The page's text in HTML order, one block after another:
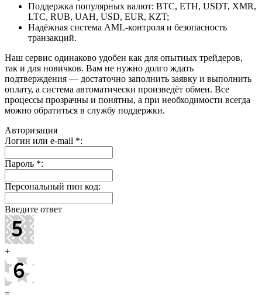
Поддержка популярных валют: BTC, ETH, USDT, XMR,
LTC, RUB, UAH, USD, EUR, KZT;
Надёжная система AML-контроля и безопасность
транзакций.
Наш сервис одинаково удобен как для опытных трейдеров,
так и для новичков. Вам не нужно долго ждать
подтверждения — достаточно заполнить заявку и выполнить
оплату, а система автоматически произведёт обмен. Все
процессы прозрачны и понятны, а при необходимости всегда
можно обратиться в службу поддержки.
Авторизация
Логин или e-mail *:
Пароль *:
Персональный пин код:
Введите ответ
+
=